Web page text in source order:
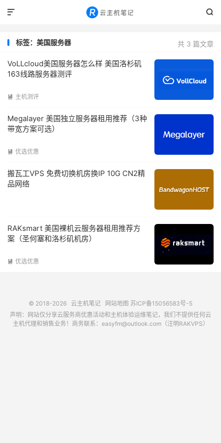


共 3 篇文章
标签：美国服务器
VoLLcloud美国服务器怎么样 美国洛杉矶
163线路服务器测评
 主机测评
Megalayer 美国独立服务器租用推荐（3种
带宽方案可选）
 优选优惠
搬瓦工VPS 免费切换机房换IP 10G CN2精
品网络
RAKsmart 美国裸机云服务器租用推荐方
案（圣何塞和洛杉矶机房）
 优选优惠
© 2018-2026 云主机笔记 网站地图 苏ICP备15056583号-5
声明：网站仅分享云服务商优惠活动和主机体验运维笔记，我们不提供任何云
主机代理和销售业务！商务联系：easyfm@outlook.com（注明RAKVPS）